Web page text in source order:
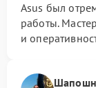
Asus был
работы.
и